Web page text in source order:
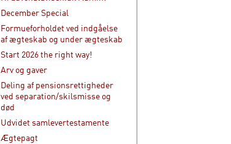
December Special
Formueforholdet ved indgåelse
af ægteskab og under ægteskab
Start 2026 the right way!
Arv og gaver
Deling af pensionsrettigheder
ved separation/skilsmisse og
død
Udvidet samlevertestamente
Ægtepagt